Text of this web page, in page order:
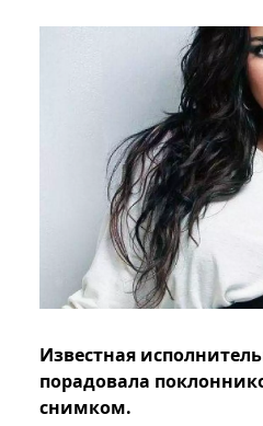
Известная
порадовала
снимком.